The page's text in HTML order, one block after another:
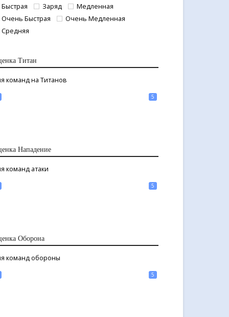
Быстрая Заряд
Медленная
Очень Быстрая
Очень Медленная
Средняя
Титан
команд на Титанов
5
Нападение
команд атаки
5
Оборона
команд обороны
5